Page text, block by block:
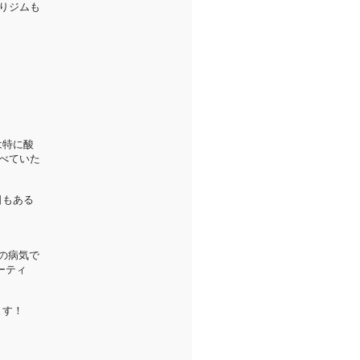
ジムも
に酸
ていた
ある
病気で
ティ
！